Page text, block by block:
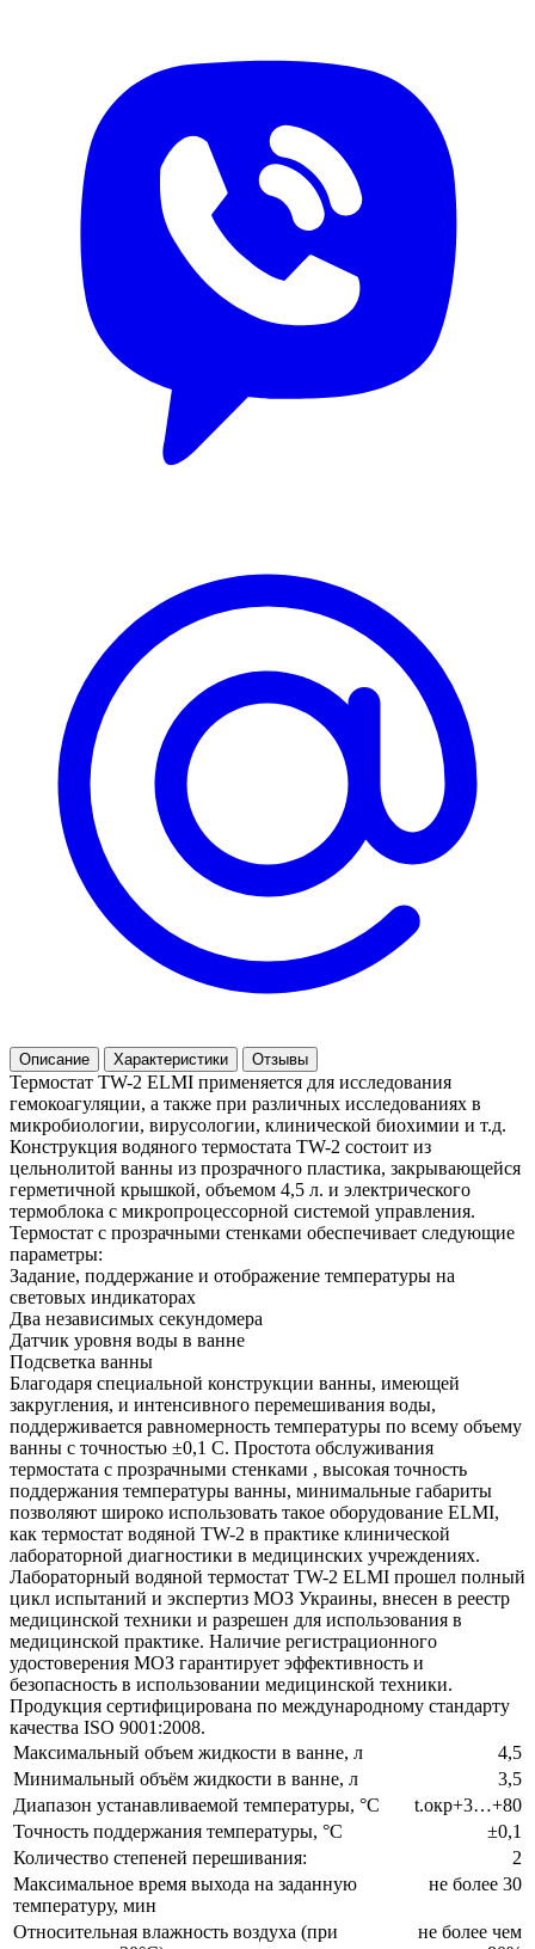
Описание Характеристики Отзывы
Термостат TW-2 ELMI применяется для исследования
гемокоагуляции, а также при различных исследованиях в
микробиологии, вирусологии, клинической биохимии и т.д.
Конструкция водяного термостата TW-2 состоит из
цельнолитой ванны из прозрачного пластика, закрывающейся
герметичной крышкой, объемом 4,5 л. и электрического
термоблока с микропроцессорной системой управления.
Термостат с прозрачными стенками обеспечивает следующие
параметры:
Задание, поддержание и отображение температуры на
световых индикаторах
Два независимых секундомера
Датчик уровня воды в ванне
Подсветка ванны
Благодаря специальной конструкции ванны, имеющей
закругления, и интенсивного перемешивания воды,
поддерживается равномерность температуры по всему объему
ванны с точностью ±0,1 С. Простота обслуживания
термостата с прозрачными стенками , высокая точность
поддержания температуры ванны, минимальные габариты
позволяют широко использовать такое оборудование ELMI,
как термостат водяной TW-2 в практике клинической
лабораторной диагностики в медицинcких учреждениях.
Лабораторный водяной термостат TW-2 ELMI прошел полный
цикл испытаний и экспертиз МОЗ Украины, внесен в реестр
медицинской техники и разрешен для использования в
медицинской практике. Наличие регистрационного
удостоверения МОЗ гарантирует эффективность и
безопасность в использовании медицинской техники.
Продукция сертифицирована по международному стандарту
качества ISO 9001:2008.
Максимальный объем жидкости в ванне, л
4,5
Минимальный объём жидкости в ванне, л
3,5
Диапазон устанавливаемой температуры, °С
t.окр+3…+80
Точность поддержания температуры, °С
±0,1
Количество степеней перешивания:
2
Максимальное время выхода на заданную
температуру, мин
не более 30
Относительная влажность воздуха (при
не более чем